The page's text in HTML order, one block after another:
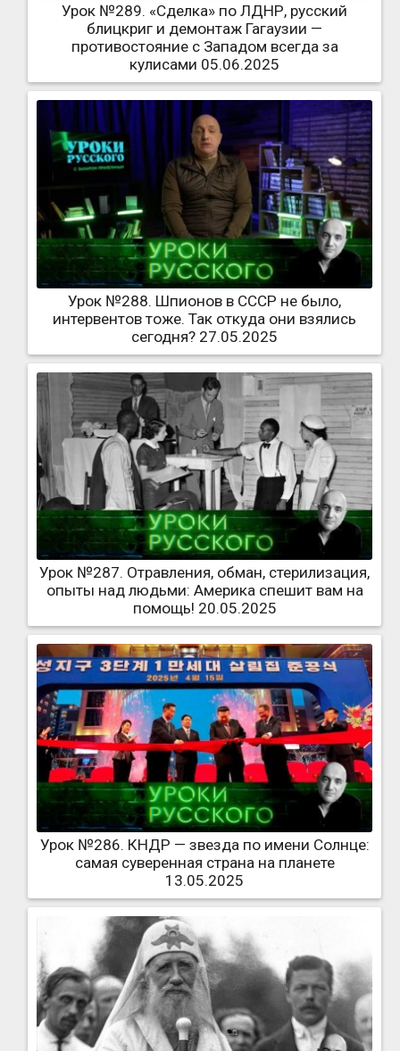
Урок №289. «Сделка» по ЛДНР, русский
блицкриг и демонтаж Гагаузии —
противостояние с Западом всегда за
кулисами 05.06.2025
Урок №288. Шпионов в СССР не было,
интервентов тоже. Так откуда они взялись
сегодня? 27.05.2025
Урок №287. Отравления, обман, стерилизация,
опыты над людьми: Америка спешит вам на
помощь! 20.05.2025
Урок №286. КНДР — звезда по имени Солнце:
самая суверенная страна на планете
13.05.2025